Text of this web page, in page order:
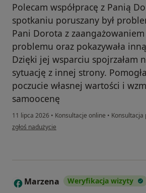
Polecam współpracę z Panią
spotkaniu poruszany był
Pani Dorota z zaangażowaniem
problemu oraz pokazywała
Dzięki jej wsparciu spojrzałam
sytuację z innej strony.
poczucie własnej wartości i
samoocenę
11 lipca 2026 • Konsultacje online • Konsultacja
w opinii użytkownika Klaudia
zgłoś nadużycie
M Marzena Weryfikacja wizyty